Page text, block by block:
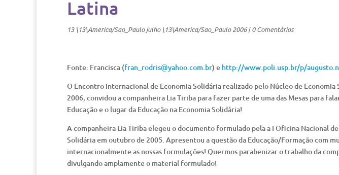
Latina
13 \13\America/Sao_Paulo julho \13\America/Sao_Paulo 2006|0 Comentários
Fonte: Francisca (fran_rodris@yahoo.com.br) e http://www.poli.usp.br/p/
O Encontro Internacional de Economia Solidária realizado pelo Núcleo de Economia
2006, convidou a companheira Lia Tiriba para fazer parte de uma das Mesas para
Educação e o lugar da Educação na Economia Solidária!
A companheira Lia Tiriba elegeu o documento formulado pela a I Oficina Nacional
Solidária em outubro de 2005. Apresentou a questão da Educação/Formação com
internacionalmente as nossas formulações! Quermos parabenizar o trabalho da
divulgando amplamente o material formulado!